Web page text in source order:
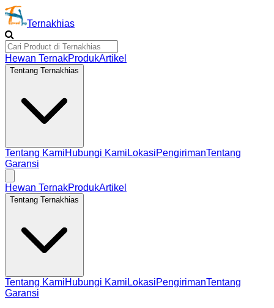
Ternakhias
Hewan TernakProdukArtikel
Tentang Ternakhias
Tentang KamiHubungi Kami LokasiPengirimanTentang
Garansi
Hewan TernakProdukArtikel
Tentang Ternakhias
Tentang KamiHubungi Kami LokasiPengirimanTentang
Garansi